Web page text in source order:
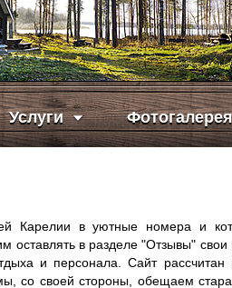
Услуги Фотогалерея
Карелии в уютные номера и
оставлять в разделе "Отзывы"
и персонала. Сайт рассчитан
со своей стороны, обещаем